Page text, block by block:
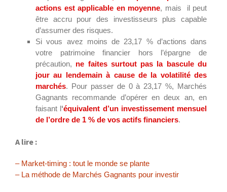
actions est applicable en moyenne, mais il peut
être accru pour des investisseurs plus capable
d’assumer des risques.
Si vous avez moins de 23,17 % d’actions dans
votre patrimoine financier hors l’épargne de
précaution, ne faites surtout pas la bascule du
jour au lendemain à cause de la volatilité des
marchés. Pour passer de 0 à 23,17 %, Marchés
Gagnants recommande d’opérer en deux an, en
faisant l‘équivalent d’un investissement mensuel
de l’ordre de 1 % de vos actifs financiers.
A lire :
– Market-timing : tout le monde se plante
– La méthode de Marchés Gagnants pour investir